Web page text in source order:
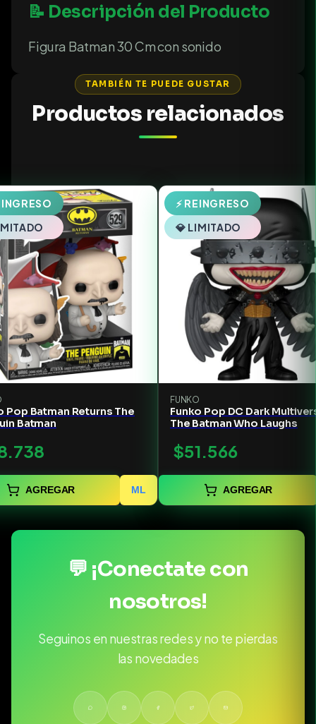
📝 Descripción del Producto
Figura Batman 30 Cm con sonido
TAMBIÉN TE PUEDE GUSTAR
Productos relacionados
Pop Batman Returns The
Batman
AGREGAR ML
⚡ REINGRESO
💎 LIMITADO
FUNKO
Funko Pop DC Dark
The Batman Who Laughs
$51.566
AGREGAR
💬 ¡Conectate con
nosotros!
Seguinos en nuestras redes y no te pierdas
las novedades